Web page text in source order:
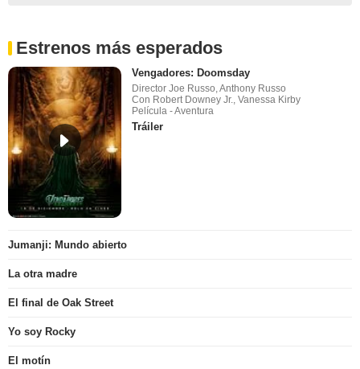
Estrenos más esperados
Vengadores: Doomsday
Director Joe Russo, Anthony Russo
Con Robert Downey Jr., Vanessa Kirby
Película - Aventura
Tráiler
Jumanji: Mundo abierto
La otra madre
El final de Oak Street
Yo soy Rocky
El motín